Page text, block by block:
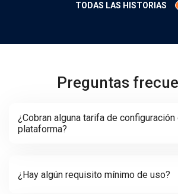
TODAS LAS HISTORIAS
Preguntas
¿Cobran alguna tarifa de configuración
plataforma?
¿Hay algún requisito mínimo de uso?